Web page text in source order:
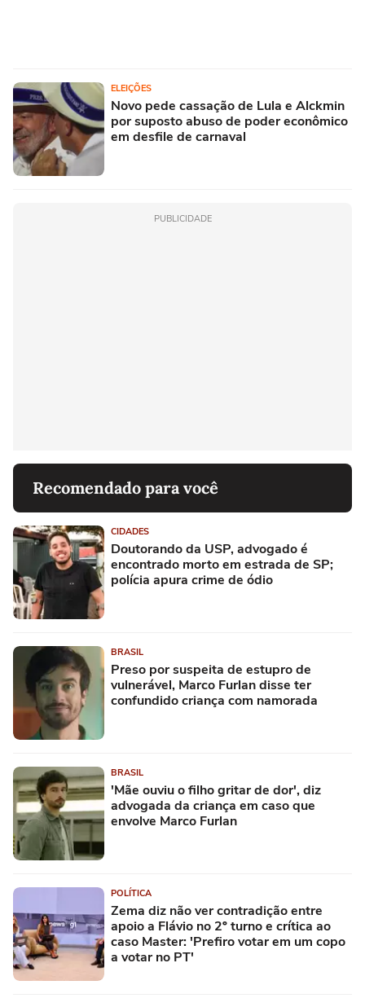
ELEIÇÕES
Novo pede cassação de Lula e Alckmin
por suposto abuso de poder econômico
em desfile de carnaval
PUBLICIDADE
Recomendado para você
CIDADES
Doutorando da USP, advogado é
encontrado morto em estrada de SP;
polícia apura crime de ódio
BRASIL
Preso por suspeita de estupro de
vulnerável, Marco Furlan disse ter
confundido criança com namorada
BRASIL
'Mãe ouviu o filho gritar de dor', diz
advogada da criança em caso que
envolve Marco Furlan
POLÍTICA
Zema diz não ver contradição entre
apoio a Flávio no 2º turno e crítica ao
caso Master: 'Prefiro votar em um copo
a votar no PT'